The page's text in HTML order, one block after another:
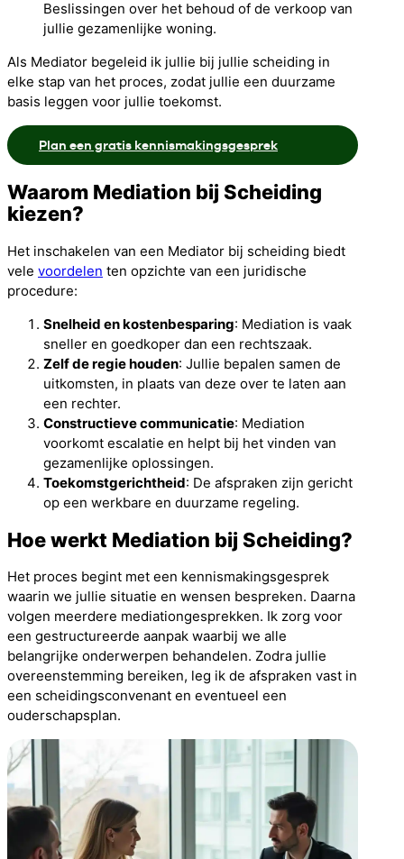
Beslissingen over het behoud of de verkoop van
jullie gezamenlijke woning.
Als Mediator begeleid ik jullie bij jullie scheiding in
elke stap van het proces, zodat jullie een duurzame
basis leggen voor jullie toekomst.
Plan een gratis kennismakingsgesprek
Waarom Mediation bij Scheiding
kiezen?
Het inschakelen van een Mediator bij scheiding biedt
vele voordelen ten opzichte van een juridische
procedure:
Snelheid en kostenbesparing: Mediation is vaak
sneller en goedkoper dan een rechtszaak.
Zelf de regie houden: Jullie bepalen samen de
uitkomsten, in plaats van deze over te laten aan
een rechter.
Constructieve communicatie: Mediation
voorkomt escalatie en helpt bij het vinden van
gezamenlijke oplossingen.
Toekomstgerichtheid: De afspraken zijn gericht
op een werkbare en duurzame regeling.
Hoe werkt Mediation bij Scheiding?
Het proces begint met een kennismakingsgesprek
waarin we jullie situatie en wensen bespreken. Daarna
volgen meerdere mediationgesprekken. Ik zorg voor
een gestructureerde aanpak waarbij we alle
belangrijke onderwerpen behandelen. Zodra jullie
overeenstemming bereiken, leg ik de afspraken vast in
een scheidingsconvenant en eventueel een
ouderschapsplan.